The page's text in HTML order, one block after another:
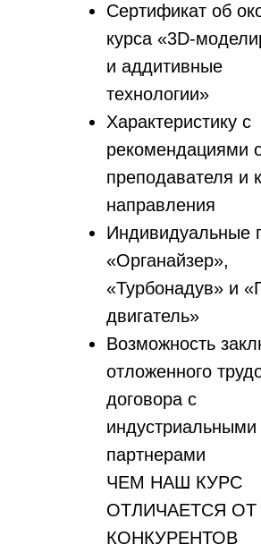
Сертификат об
курса «3D-
и аддитивные
технологии»
Характеристику с
рекомендациями
преподавателя и
направления
Индивидуальные
«Органайзер»,
«Турбонадув» и
двигатель»
Возможность
отложенного
договора с
индустриальными
партнерами
ЧЕМ НАШ КУРС
ОТЛИЧАЕТСЯ ОТ
КОНКУРЕНТОВ